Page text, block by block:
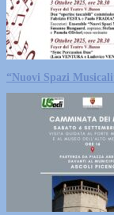
“Nuovi Spazi